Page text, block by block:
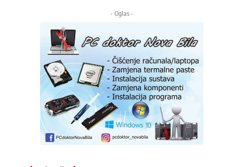
- Oglas -